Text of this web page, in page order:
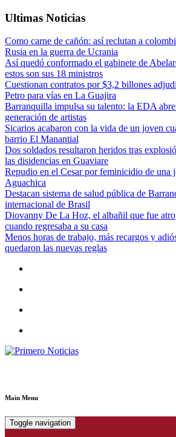
Ultimas Noticias
Como carne de cañón: así reclutan a
Rusia en la guerra de Ucrania
Así quedó conformado el gabinete de
estos son sus 18 ministros
Cuestionan contratos por $3,2 billones
Petro para vías en La Guajira
Barranquilla impulsa su talento: la EDA
generación de artistas
Sicarios acabaron con la vida de un joven
barrio El Manantial
Dos soldados resultaron heridos tras
las disidencias en Guaviare
Repudio en el Cesar por feminicidio de una
Aguachica
Destacan sistema de salud pública de
internacional de Brasil
Diovanny De La Hoz, el albañil que fue
cuando regresaba a su casa
Menos horas de trabajo, más recargos y
quedaron las nuevas reglas
Main Menu
Toggle navigation